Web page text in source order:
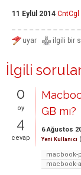
11 Eylül 2014 CntCgl
İlgili
0
oy
4
cevap
GB mı?
6 Ağustos
Yeni Kullanıcı (
macbook-
macbook-